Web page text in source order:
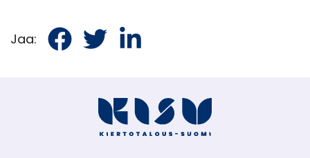
Jaa:
Jaa
Facebookissa
Jaa
Jaa